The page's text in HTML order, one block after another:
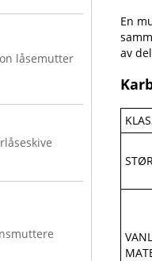
låsemutter
En
av